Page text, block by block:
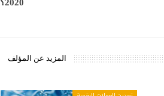
2020؟
المزيد عن المؤلف